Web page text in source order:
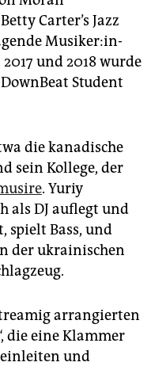
Carter’s Jazz
Mu­si­ke­r:in­
und 2018 wurde
Student
die kanadische
sein Kollege, der
. Yuriy
als DJ auflegt und
spielt Bass, und
der ukrainischen
arrangierten
die eine Klammer
und